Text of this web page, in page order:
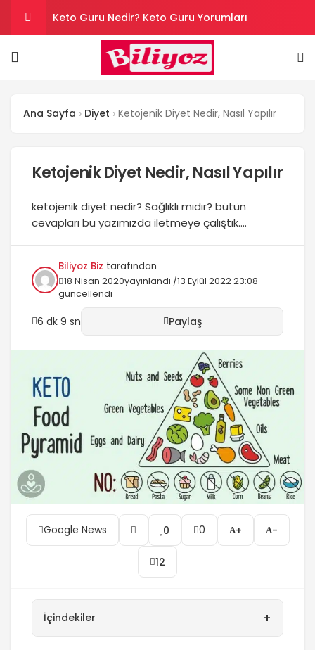
Keto Guru Nedir? Keto Guru Yorumları
Karındaki Selülitler Nasıl Gider? Göbek Selüliti
Sinoz Leke Kremi İşe Yarıyor mu? Kullanıcı
Ana Sayfa Diyet Ketojenik Diyet Nedir, Nasıl Yapılır
Ketojenik Diyet Nedir, Nasıl Yapılır
ketojenik diyet nedir? Sağlıklı mıdır? bütün
cevapları bu yazımızda iletmeye çalıştık....
Biliyoz Biz tarafından
18 Nisan 2020yayınlandı /13 Eylül 2022 23:08
güncellendi
6 dk 9 sn Paylaş
Google News 0 0 + -
12
İçindekiler +